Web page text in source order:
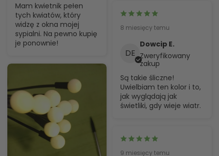
Najszybszym sposobem na otrzymanie tego, czego chcesz, jest
zwrot posiadanego produktu, a po zaakceptowaniu zwrotu
złożenie nowego zamówienia na wybrany produkt.
Unia Europejska – 14 dni na odstąpienie od umowy
Niezależnie od powyższego, jeśli zamówienie jest dostarczane w
zamówienie w ciągu 14 dni, bez podania przyczyny. Jak
wspomniano wyżej, produkt musi być w takim samym stanie.
Mam kwietnik pełen
tych kwiatów, który
widzę z okna mojej
sypialni. Na pewno kupię
je ponownie!
8 miesięcy temu
DE
Dowcip E.
Zweryfikowany
zakup
Są takie śliczne!
Uwielbiam ten kolor i to,
jak wyglądają jak
świetliki, gdy wieje wiatr.
9 miesięcy temu